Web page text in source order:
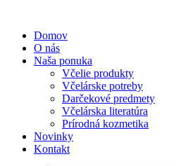
Domov
O nás
Naša ponuka
Včelie produkty
Včelárske potreby
Darčekové predmety
Včelárska literatúra
Prírodná kozmetika
Novinky
Kontakt